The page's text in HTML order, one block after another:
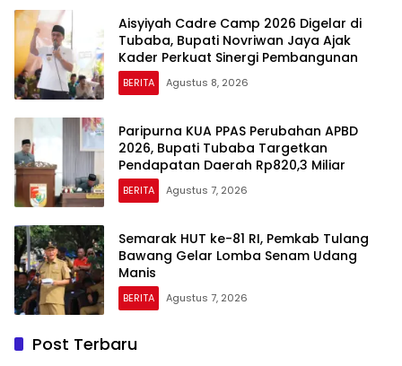
Aisyiyah Cadre Camp 2026 Digelar di
Tubaba, Bupati Novriwan Jaya Ajak
Kader Perkuat Sinergi Pembangunan
BERITA Agustus 8, 2026
Paripurna KUA PPAS Perubahan APBD
2026, Bupati Tubaba Targetkan
Pendapatan Daerah Rp820,3 Miliar
BERITA Agustus 7, 2026
Semarak HUT ke-81 RI, Pemkab Tulang
Bawang Gelar Lomba Senam Udang
Manis
BERITA Agustus 7, 2026
Post Terbaru